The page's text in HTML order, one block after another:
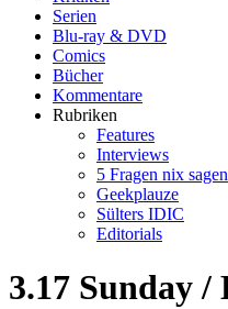
Serien
Blu-ray & DVD
Comics
Bücher
Kommentare
Rubriken
Features
Interviews
5 Fragen nix sagen
Geekplauze
Sülters IDIC
Editorials
3.17 Sunday /